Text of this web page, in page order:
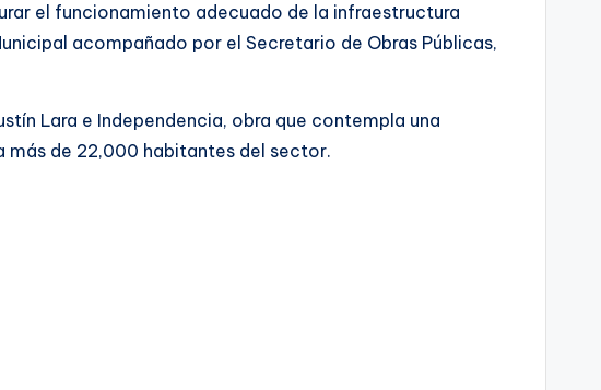
el funcionamiento adecuado de la infraestructura
acompañado por el Secretario de Obras Públicas,
Lara e Independencia, obra que contempla una
más de 22,000 habitantes del sector.